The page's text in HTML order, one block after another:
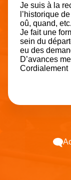
Je suis à la
l’historique
oû, quand,
Je fait une
sein du
eu des
D’avances
Cordialement